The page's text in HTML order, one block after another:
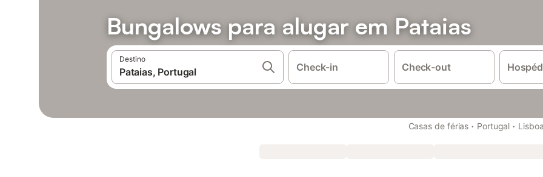
Bungalows para alugar em Pataias
Destino
Check-in Check-out
Casas de férias · Portugal ·